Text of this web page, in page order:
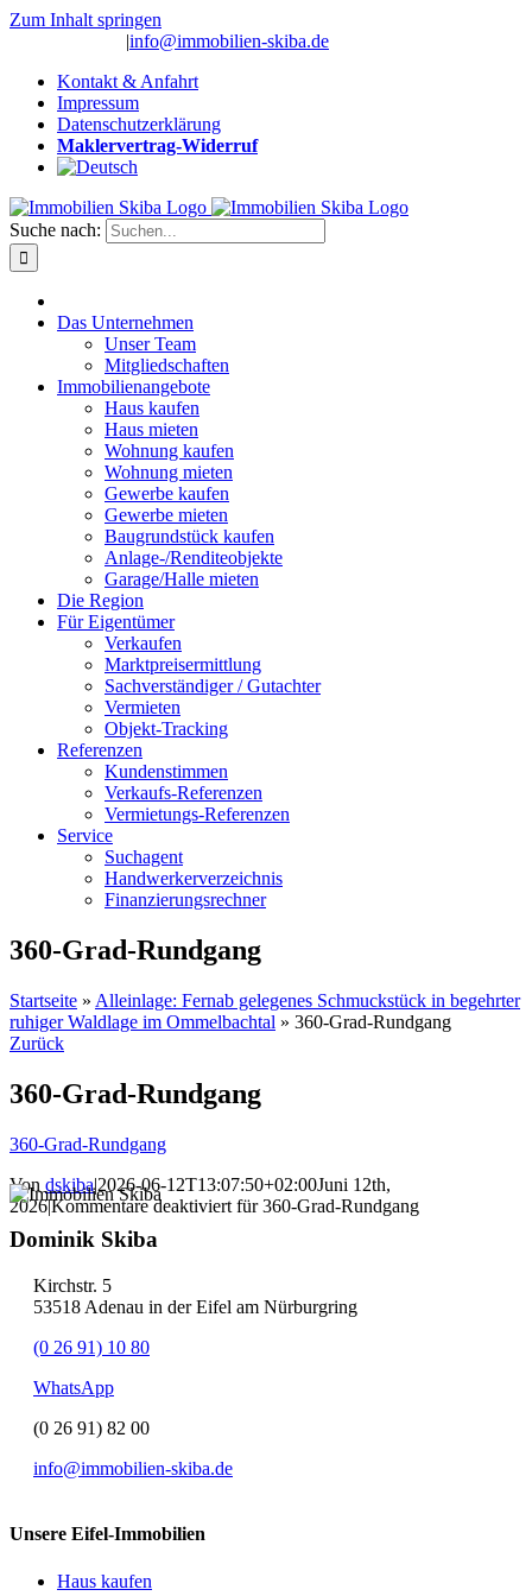
Zum Inhalt springen
|info@immobilien-skiba.de
Kontakt & Anfahrt
Impressum
Datenschutzerklärung
Maklervertrag-Widerruf
Suche nach:
Das Unternehmen
Unser Team
Mitgliedschaften
Immobilienangebote
Haus kaufen
Haus mieten
Wohnung kaufen
Wohnung mieten
Gewerbe kaufen
Gewerbe mieten
Baugrundstück kaufen
Anlage-/Renditeobjekte
Garage/Halle mieten
Die Region
Für Eigentümer
Verkaufen
Marktpreisermittlung
Sachverständiger / Gutachter
Vermieten
Objekt-Tracking
Referenzen
Kundenstimmen
Verkaufs-Referenzen
Vermietungs-Referenzen
Service
Suchagent
Handwerkerverzeichnis
Finanzierungsrechner
360-Grad-Rundgang
Startseite » Alleinlage: Fernab gelegenes Schmuckstück in begehrter
ruhiger Waldlage im Ommelbachtal » 360-Grad-Rundgang
Zurück
360-Grad-Rundgang
360-Grad-Rundgang
Von dskiba|2026-06-12T13:07:50+02:00Juni 12th,
2026|Kommentare deaktiviert für 360-Grad-Rundgang
Dominik Skiba
Kirchstr. 5
53518 Adenau in der Eifel am Nürburgring
(0 26 91) 10 80
WhatsApp
(0 26 91) 82 00
info@immobilien-skiba.de
Unsere Eifel-Immobilien
Haus kaufen